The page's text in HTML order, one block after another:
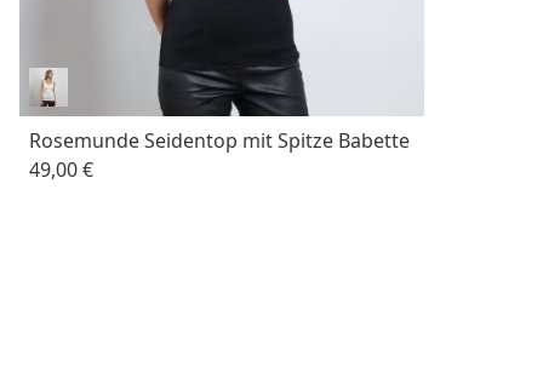
Rosemunde Seidentop mit Spitze Babette
49,00 €